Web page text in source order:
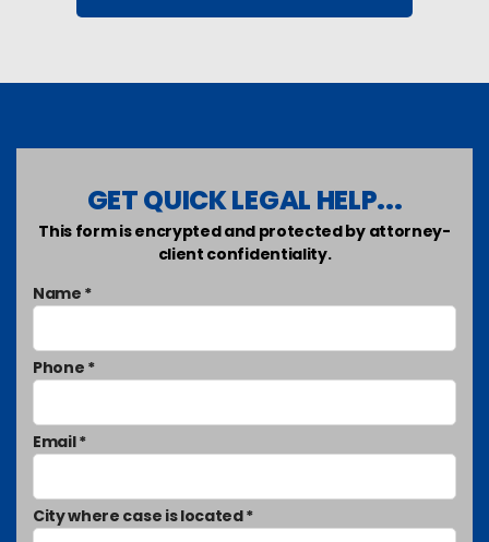
GET QUICK LEGAL HELP...
This form is encrypted and protected by attorney-
client confidentiality.
Name *
Phone *
Email *
City where case is located *